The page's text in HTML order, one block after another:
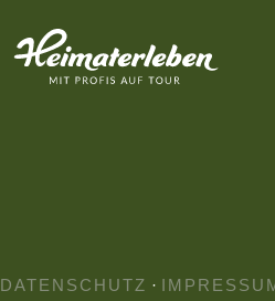
DATENSCHUTZ ·